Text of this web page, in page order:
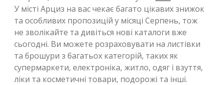
У місті Арциз на вас чекає багато цікавих знижок
та особливих пропозицій у місяці Серпень, тож
не зволікайте та дивіться нові каталоги вже
сьогодні. Ви можете розраховувати на листівки
та брошури з багатьох категорій, таких як
супермаркети, електроніка, житло, одяг і взуття,
ліки та косметичні товари, подорожі та інші.